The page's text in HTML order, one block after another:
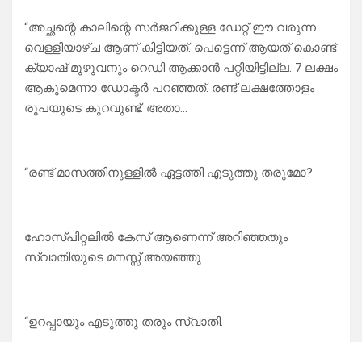
“അച്ഛന്റെ കാലിന്റെ സർജറിക്കുള്ള ഡേറ്റ് ഈ വരുന്ന
വെള്ളിയാഴ്ച ആണ് കിട്ടിയത്. പെട്ടെന്ന് ആയത് കൊണ്ട്
ക്യാഷ് മുഴുവനും റെഡി ആക്കാൻ പറ്റിയിട്ടില്ല. 7 ലക്ഷം
ആകുമെന്നാ ഡോക്ടർ പറഞ്ഞത്. രണ്ട് ലക്ഷത്തോളം
രൂപയുടെ കുറവുണ്ട്. അതാ…
“രണ്ട് മാസത്തിനുള്ളിൽ ഏട്ടത്തി എടുത്തു തരുമോ?
ഹോസ്പിറ്റലിൽ കേസ് ആണെന്ന് അറിഞ്ഞതും
സ്വാതിയുടെ മനസ്സ് അയഞ്ഞു.
“ഉറപ്പായും എടുത്തു തരും സ്വാതി.